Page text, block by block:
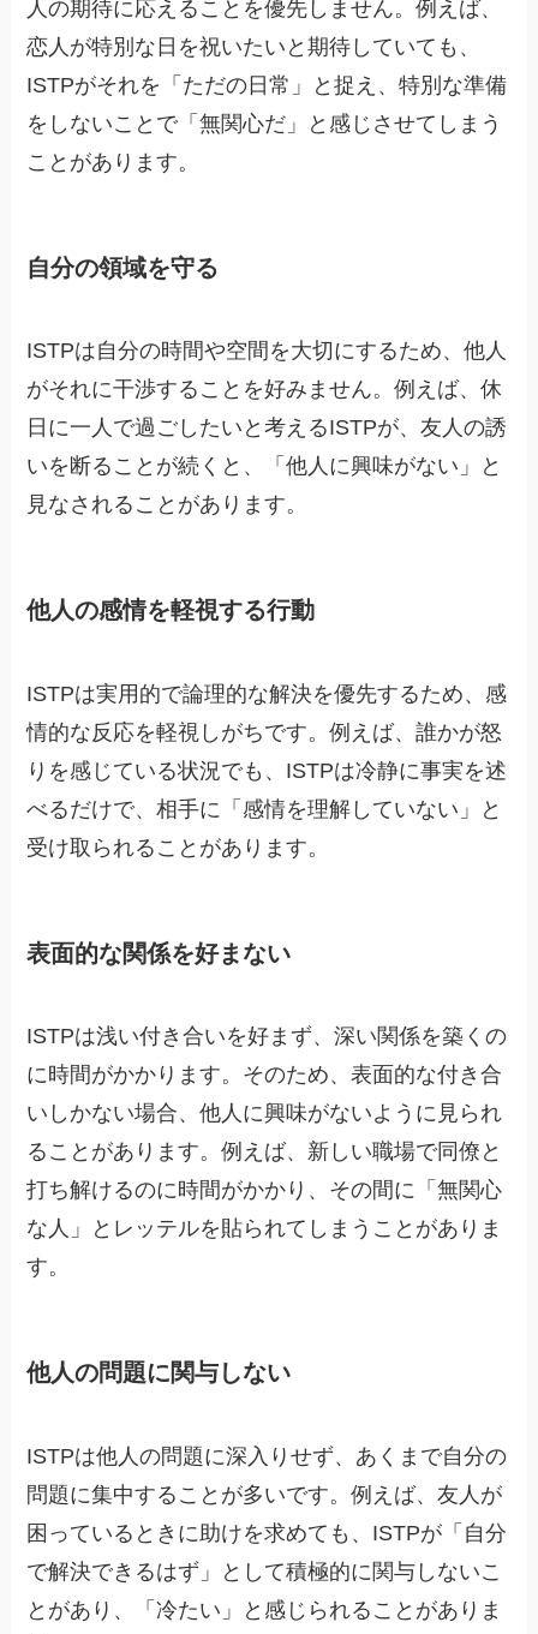
人の期待に応えることを優先しません。例えば、
恋人が特別な日を祝いたいと期待していても、
ISTPがそれを「ただの日常」と捉え、特別な準備
をしないことで「無関心だ」と感じさせてしまう
ことがあります。
自分の領域を守る
ISTPは自分の時間や空間を大切にするため、他人
がそれに干渉することを好みません。例えば、休
日に一人で過ごしたいと考えるISTPが、友人の誘
いを断ることが続くと、「他人に興味がない」と
見なされることがあります。
他人の感情を軽視する行動
ISTPは実用的で論理的な解決を優先するため、感
情的な反応を軽視しがちです。例えば、誰かが怒
りを感じている状況でも、ISTPは冷静に事実を述
べるだけで、相手に「感情を理解していない」と
受け取られることがあります。
表面的な関係を好まない
ISTPは浅い付き合いを好まず、深い関係を築くの
に時間がかかります。そのため、表面的な付き合
いしかない場合、他人に興味がないように見られ
ることがあります。例えば、新しい職場で同僚と
打ち解けるのに時間がかかり、その間に「無関心
な人」とレッテルを貼られてしまうことがありま
す。
他人の問題に関与しない
ISTPは他人の問題に深入りせず、あくまで自分の
問題に集中することが多いです。例えば、友人が
困っているときに助けを求めても、ISTPが「自分
で解決できるはず」として積極的に関与しないこ
とがあり、「冷たい」と感じられることがありま